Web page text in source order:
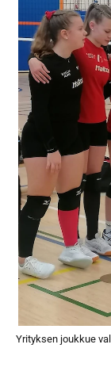
Yrityksen joukkue